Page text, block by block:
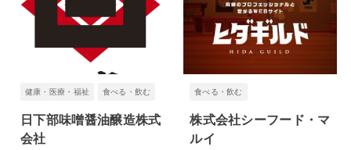
健康・医療・福祉 食べる・飲む
日下部味噌醤油醸造株式
会社
食べる・飲む
株式会社シーフード・マ
ルイ